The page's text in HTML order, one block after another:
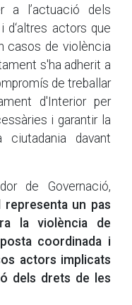
a l’actuació dels
d‘altres actors que
casos de violència
s'ha adherit a
de treballar
d'Interior per
i garantir la
davant
de Governació,
representa un pas
la violència de
coordinada i
actors implicats
dels drets de les